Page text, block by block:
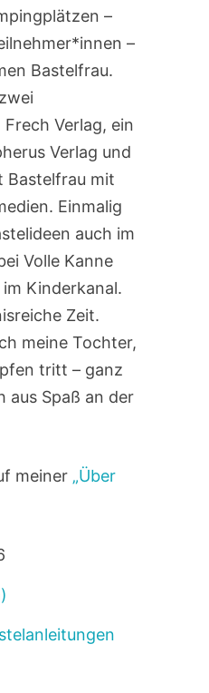
–
–
Bastelfrau.
Verlag, ein
Verlag und
Bastelfrau mit
Einmalig
auch im
Volle Kanne
Kinderkanal.
Zeit.
meine Tochter,
tritt – ganz
aus Spaß an der
meiner „Über